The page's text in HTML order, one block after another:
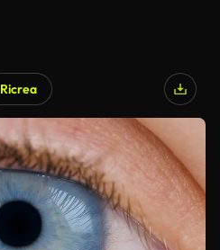
Ricrea